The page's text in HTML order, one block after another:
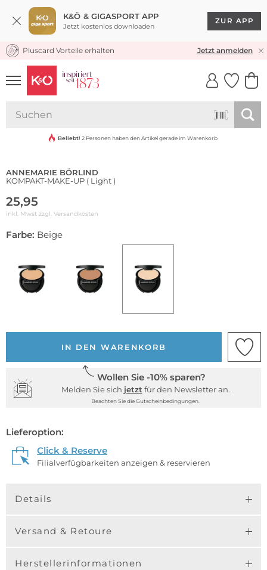
K&Ö & GIGASPORT APP
Jetzt kostenlos downloaden
ZUR APP
KOSTENLOSER VERSAND* & RÜCKVERSAND
Pluscard Vorteile erhalten Jetzt anmelden
UNSERE APP
CLICK &
Nachhaltig
Beliebt! 2 Personen haben den Artikel gerade im Warenkorb
ANNEMARIE BÖRLIND
KOMPAKT-MAKE-UP ( Light )
25,95
inkl. Mwst zzgl. Versandkosten
Farbe: Beige
IN DEN WARENKORB
Wollen Sie -10% sparen?
Melden Sie sich jetzt für den Newsletter an.
Beachten Sie die Gutscheinbedingungen.
Lieferoption:
Click & Reserve
Filialverfügbarkeiten anzeigen & reservieren
Details
Versand & Retoure
Herstellerinformationen